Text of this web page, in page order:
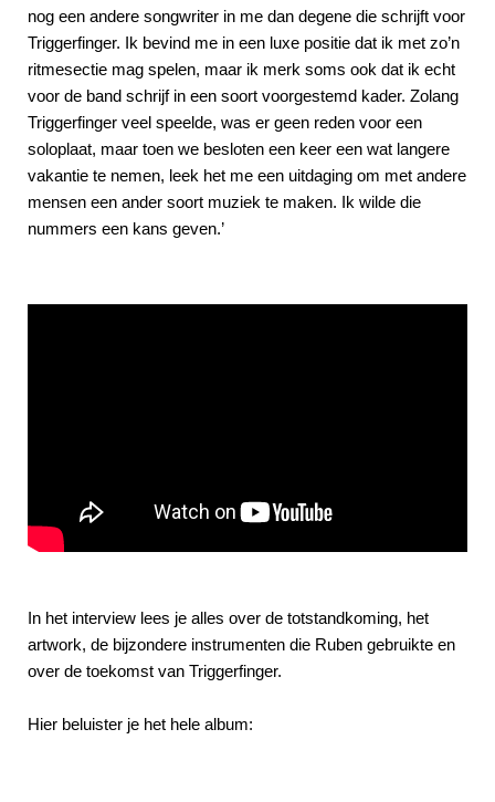
nog een andere songwriter in me dan degene die schrijft voor
Triggerfinger. Ik bevind me in een luxe positie dat ik met zo’n
ritmesectie mag spelen, maar ik merk soms ook dat ik echt
voor de band schrijf in een soort voorgestemd kader. Zolang
Triggerfinger veel speelde, was er geen reden voor een
soloplaat, maar toen we besloten een keer een wat langere
vakantie te nemen, leek het me een uitdaging om met andere
mensen een ander soort muziek te maken. Ik wilde die
nummers een kans geven.’
In het interview lees je alles over de totstandkoming, het
artwork, de bijzondere instrumenten die Ruben gebruikte en
over de toekomst van Triggerfinger.
Hier beluister je het hele album: